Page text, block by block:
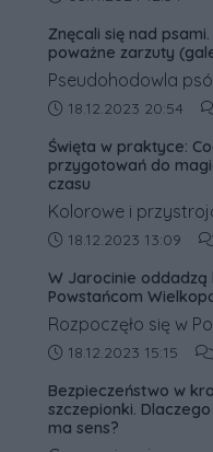
przyszły
Znęcali się nad psami.
poważne zarzuty
Pseudohodowla
prokuratury. Była
prowadzona w gm.
Wielkopolski w pow.
Na jej trop wpadli
weterynaryjni,
powiadomili policję.
Data dodania artykułu:
18.12.2023 20:54
Święta w praktyce:
przygotowań do
czasu
Kolorowe i
świątecznymi
ciężko przejść obok
obojętnie.
Data dodania artykułu:
18.12.2023 13:09
W Jarocinie oddadzą
Powstańcom
Rozpoczęło się w
gdzie mieszkańcy
zabór pruski.
Data dodania artykułu:
18.12.2023 15:15
Bezpieczeństwo w
szczepionki.
ma sens?